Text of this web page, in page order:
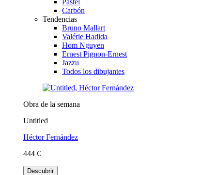
Carbón
Tendencias
Bruno Mallart
Valérie Hadida
Hom Nguyen
Ernest Pignon-Ernest
Jazzu
Todos los dibujantes
Obra de la semana
Untitled
Héctor Fernández
444 €
Descubrir